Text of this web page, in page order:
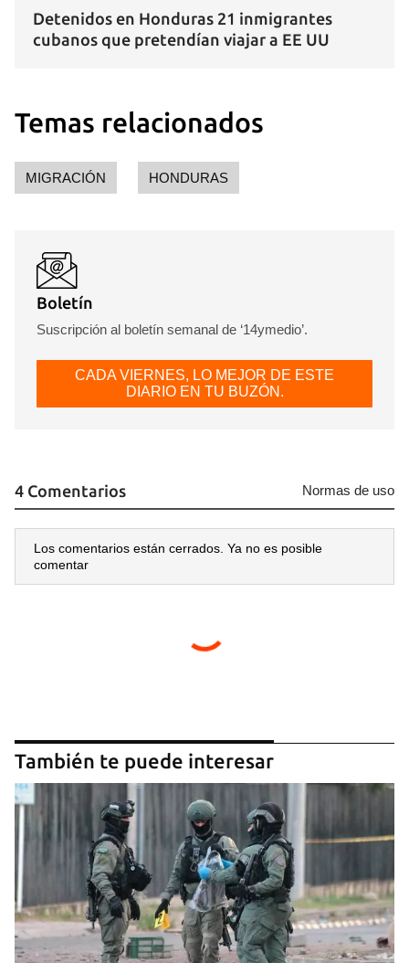
Guardar como favorito
Para poder guardar como favorito, primero has de
iniciar sesión con tu cuenta de 14ymedio.
Detenidos en Honduras 21 inmigrantes
cubanos que pretendían viajar a EE UU
Temas relacionados
MIGRACIÓN HONDURAS
Boletín
Suscripción al boletín semanal de ‘14ymedio’.
CADA VIERNES, LO MEJOR DE ESTE
DIARIO EN TU BUZÓN.
4 Comentarios Normas de uso
Los comentarios están cerrados. Ya no es posible
comentar
También te puede interesar